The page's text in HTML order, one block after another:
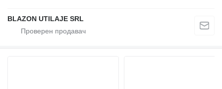
BLAZON UTILAJE SRL